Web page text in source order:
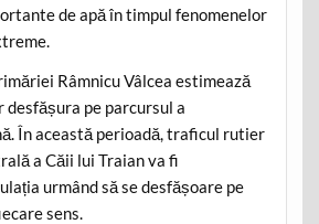
de apă în timpul fenomenelor
Râmnicu Vâlcea estimează
desfășura pe parcursul a
În această perioadă, traficul rutier
a Căii lui Traian va fi
urmând să se desfășoare pe
sens.